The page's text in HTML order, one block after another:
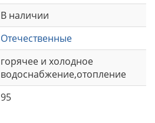
В наличии
Отечественные
горячее и холодное
водоснабжение,отопление
95